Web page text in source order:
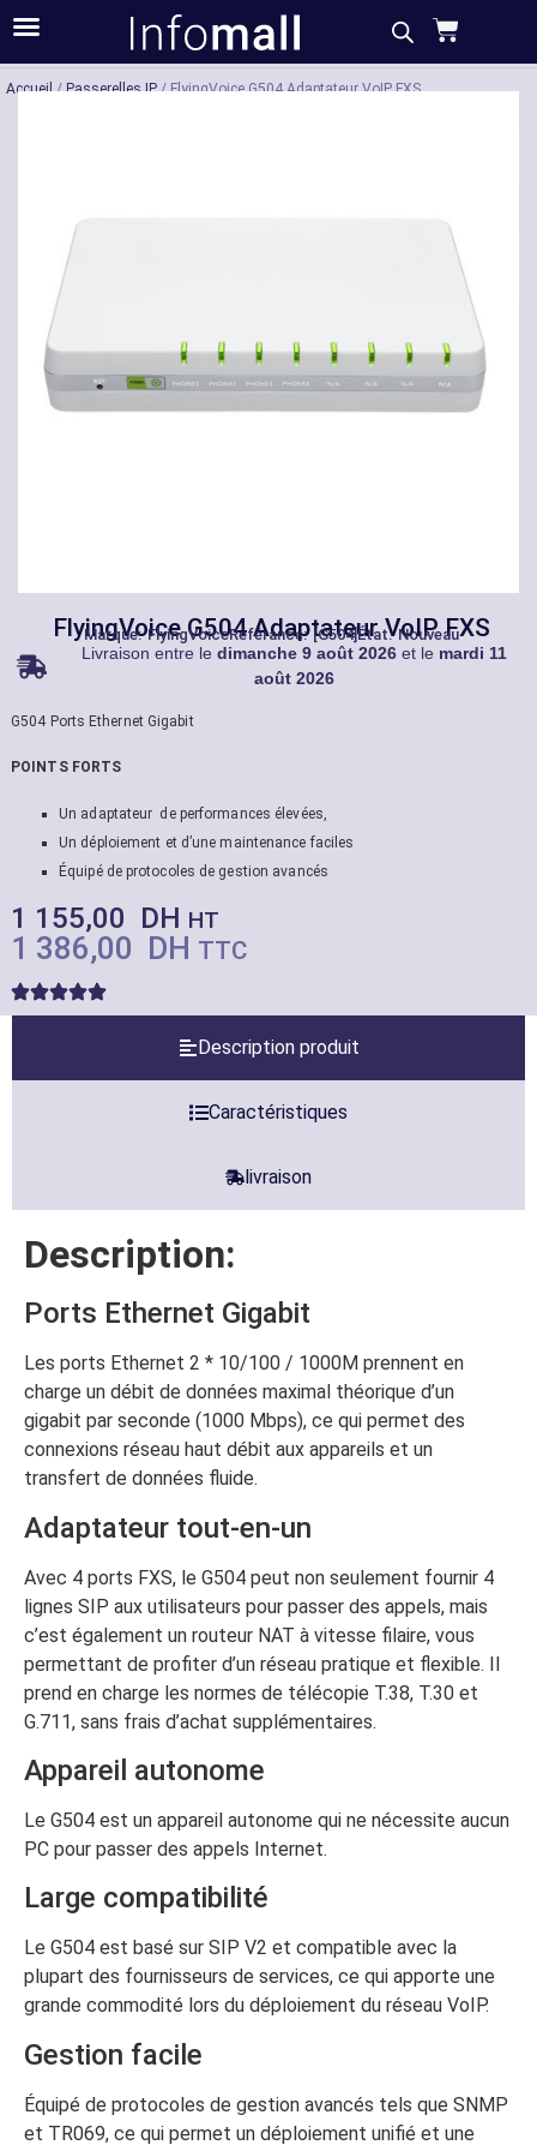
Acheter Description Caractéristiques
Accueil/Passerelles IP/ FlyingVoice G504 Adaptateur VoIP FXS
FlyingVoice G504 Adaptateur VoIP FXS
Marque:FlyingVoiceRéférance: [G504]État: Nouveau
Livraison entre le dimanche 9 août 2026et le mardi 11
août 2026
G504 Ports Ethernet Gigabit
POINTS FORTS
Un adaptateur de performances élevées,
Un déploiement et d’une maintenance faciles
Équipé de protocoles de gestion avancés
1 155,00 DH HT
1 386,00 DH TTC
Description produit
Caractéristiques
livraison
Description:
Ports Ethernet Gigabit
Les ports Ethernet 2 * 10/100 / 1000M prennent en
charge un débit de données maximal théorique d’un
gigabit par seconde (1000 Mbps), ce qui permet des
connexions réseau haut débit aux appareils et un
transfert de données fluide.
Adaptateur tout-en-un
Avec 4 ports FXS, le G504 peut non seulement fournir 4
lignes SIP aux utilisateurs pour passer des appels, mais
c’est également un routeur NAT à vitesse filaire, vous
permettant de profiter d’un réseau pratique et flexible. Il
prend en charge les normes de télécopie T.38, T.30 et
G.711, sans frais d’achat supplémentaires.
Appareil autonome
Le G504 est un appareil autonome qui ne nécessite aucun
PC pour passer des appels Internet.
Large compatibilité
Le G504 est basé sur SIP V2 et compatible avec la
plupart des fournisseurs de services, ce qui apporte une
grande commodité lors du déploiement du réseau VoIP.
Gestion facile
Équipé de protocoles de gestion avancés tels que SNMP
et TR069, ce qui permet un déploiement unifié et une